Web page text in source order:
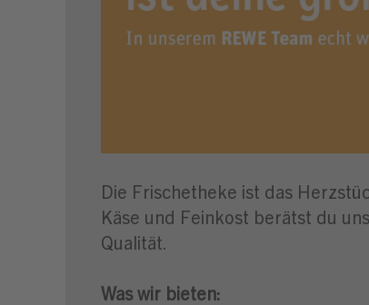
Die Frischetheke ist das
Käse und Feinkost berätst du
Qualität.
Was wir bieten: